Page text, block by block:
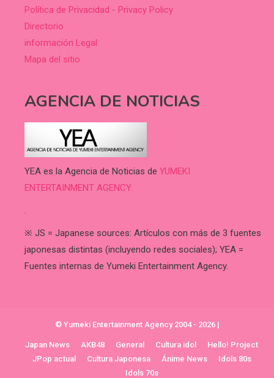
Política de Privacidad - Privacy Policy
Directorio
información Legal
Mapa del sitio
AGENCIA DE NOTICIAS
YEA es la Agencia de Noticias de YUMEKI
ENTERTAINMENT AGENCY.
.
※ JS = Japanese sources: Artículos con más de 3 fuentes
japonesas distintas (incluyendo redes sociales); YEA =
Fuentes internas de Yumeki Entertainment Agency.
© Yumeki Entertainment Agency 2004 - 2026 |
Japan News AKB48 General Cultura idol
Hello! Project
JPop actual
Cultura Japonesa Ánime News
Idols 80s
Idols 70s